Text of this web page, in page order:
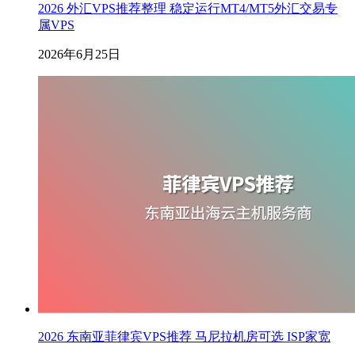
2026 外汇VPS推荐整理 稳定运行MT4/MT5外汇交易专
属VPS
2026年6月25日
2026 东南亚菲律宾VPS推荐 马尼拉机房可选 ISP家宽